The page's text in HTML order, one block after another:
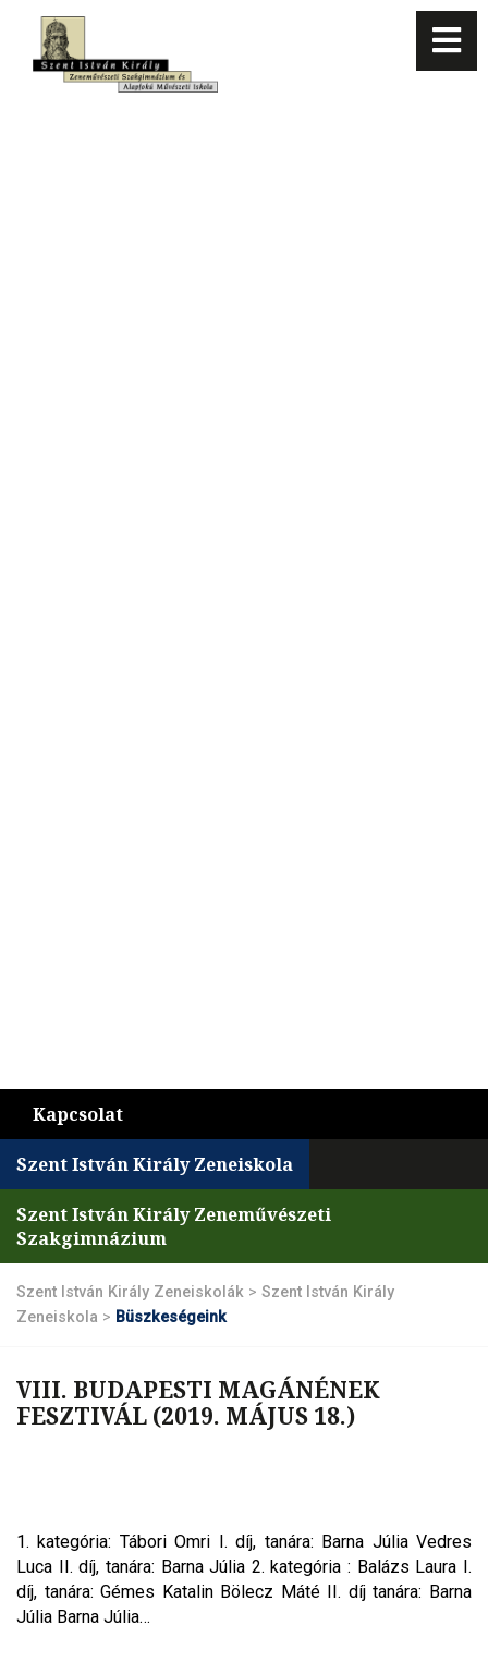
Kapcsolat
Szent István Király Zeneiskola
Szent István Király Zeneművészeti
Szakgimnázium
Szent István Király Zeneiskolák > Szent István Király
Zeneiskola > Büszkeségeink
VIII. BUDAPESTI MAGÁNÉNEK
FESZTIVÁL (2019. MÁJUS 18.)
1. kategória: Tábori Omri I. díj, tanára: Barna Júlia Vedres
Luca II. díj, tanára: Barna Júlia 2. kategória : Balázs Laura I.
díj, tanára: Gémes Katalin Bölecz Máté II. díj tanára: Barna
Júlia Barna Júlia…